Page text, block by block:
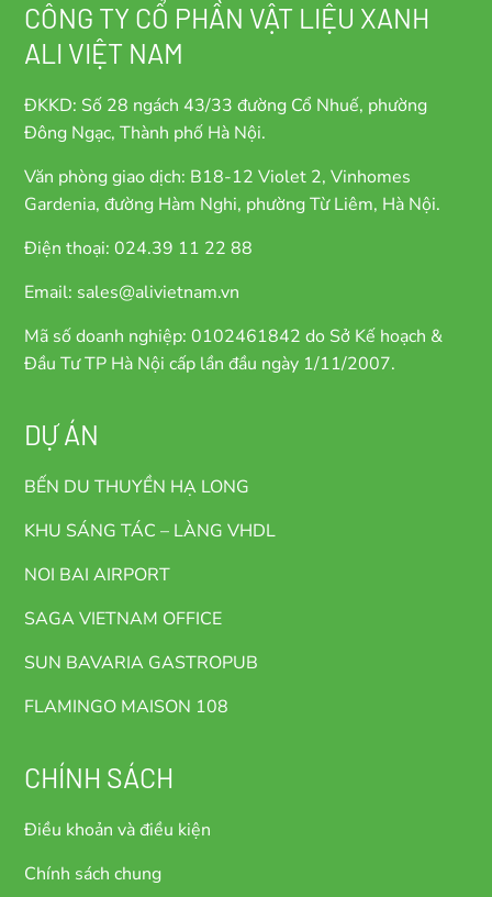
CÔNG TY CỔ PHẦN VẬT LIỆU XANH
ALI VIỆT NAM
ĐKKD: Số 28 ngách 43/33 đường Cổ Nhuế, phường
Đông Ngạc, Thành phố Hà Nội.
Văn phòng giao dịch: B18-12 Violet 2, Vinhomes
Gardenia, đường Hàm Nghi, phường Từ Liêm, Hà Nội.
Điện thoại: 024.39 11 22 88
Email: sales@alivietnam.vn
Mã số doanh nghiệp: 0102461842 do Sở Kế hoạch &
Đầu Tư TP Hà Nội cấp lần đầu ngày 1/11/2007.
DỰ ÁN
BẾN DU THUYỀN HẠ LONG
KHU SÁNG TÁC – LÀNG VHDL
NOI BAI AIRPORT
SAGA VIETNAM OFFICE
SUN BAVARIA GASTROPUB
FLAMINGO MAISON 108
CHÍNH SÁCH
Điều khoản và điều kiện
Chính sách chung